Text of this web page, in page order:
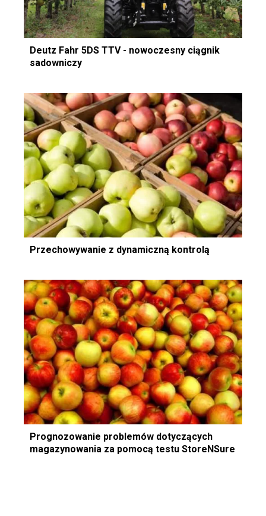
Deutz Fahr 5DS TTV - nowoczesny ciągnik
sadowniczy
Przechowywanie z dynamiczną kontrolą
Prognozowanie problemów dotyczących
magazynowania za pomocą testu StoreNSure